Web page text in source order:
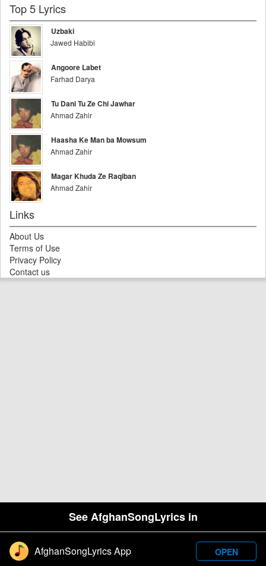
See AfghanSongLyrics in
AfghanSongLyrics App OPEN
Top 5 Lyrics
Uzbaki
Jawed Habibi
Angoore Labet
Farhad Darya
Tu Dani Tu Ze Chi Jawhar
Ahmad Zahir
Haasha Ke Man ba Mowsum
Ahmad Zahir
Magar Khuda Ze Raqiban
Ahmad Zahir
Links
About Us
Terms of Use
Privacy Policy
Contact us